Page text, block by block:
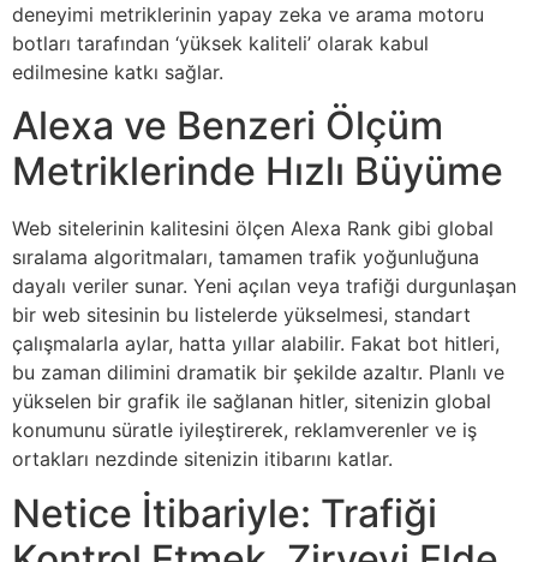
deneyimi metriklerinin yapay zeka ve arama motoru
botları tarafından ‘yüksek kaliteli’ olarak kabul
edilmesine katkı sağlar.
Alexa ve Benzeri Ölçüm
Metriklerinde Hızlı Büyüme
Web sitelerinin kalitesini ölçen Alexa Rank gibi global
sıralama algoritmaları, tamamen trafik yoğunluğuna
dayalı veriler sunar. Yeni açılan veya trafiği durgunlaşan
bir web sitesinin bu listelerde yükselmesi, standart
çalışmalarla aylar, hatta yıllar alabilir. Fakat bot hitleri,
bu zaman dilimini dramatik bir şekilde azaltır. Planlı ve
yükselen bir grafik ile sağlanan hitler, sitenizin global
konumunu süratle iyileştirerek, reklamverenler ve iş
ortakları nezdinde sitenizin itibarını katlar.
Netice İtibariyle: Trafiği